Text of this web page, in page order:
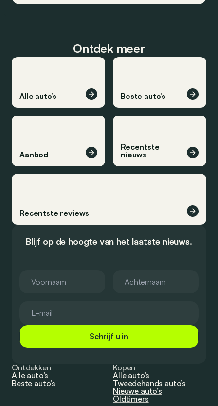
Ontdek meer
Alle auto’s Beste auto’s
Aanbod
Recentste
nieuws
Recentste reviews
Blijf op de hoogte van het laatste nieuws.
Schrijf u in
Ontdekken
Alle auto’s
Beste auto’s
Kopen
Alle auto’s
Tweedehands auto’s
Nieuwe auto’s
Oldtimers